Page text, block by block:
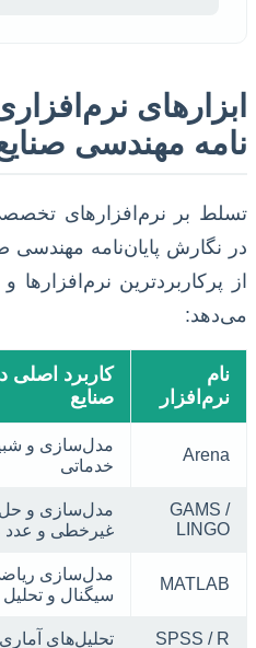
ابزارهای
نامه مهندسی
تسلط بر نرم‌افزارهای
در نگارش پایان‌نامه
از پرکاربردترین
می‌دهد:
نام
نرم‌افزار
کاربرد اصلی
صنایع
Arena
مدل‌سازی و
خدماتی
GAMS /
LINGO
مدل‌سازی و حل
غیرخطی و عدد
MATLAB
مدل‌سازی
سیگنال و تحلیل
SPSS / R تحلیل‌های